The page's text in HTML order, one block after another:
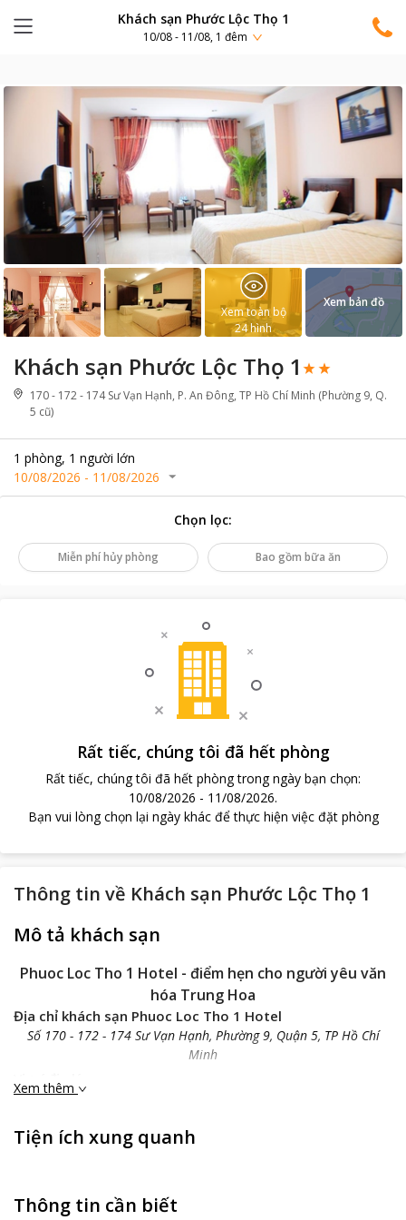
Khách sạn Phước Lộc Thọ 1
10/08 - 11/08, 1 đêm
Khách sạn Phước Lộc Thọ 1
170 - 172 - 174 Sư Vạn Hạnh, P. An Đông, TP Hồ Chí Minh (Phường 9, Q.
5 cũ)
1 phòng, 1 người lớn
10/08/2026 - 11/08/2026
Xem toàn bộ
24 hình
Xem bản đồ
Chọn lọc:
Miễn phí hủy phòng Bao gồm bữa ăn
Rất tiếc, chúng tôi đã hết phòng
Rất tiếc, chúng tôi đã hết phòng trong ngày bạn chọn:
10/08/2026 - 11/08/2026.
Bạn vui lòng chọn lại ngày khác để thực hiện việc đặt phòng
Thông tin về Khách sạn Phước Lộc Thọ 1
Mô tả khách sạn
Phuoc Loc Tho 1 Hotel - điểm hẹn cho người yêu văn
hóa Trung Hoa
Địa chỉ khách sạn Phuoc Loc Tho 1 Hotel
Số 170 - 172 - 174 Sư Vạn Hạnh, Phường 9, Quận 5, TP Hồ Chí
Minh
Vị trí địa lý:
Phuoc Loc Tho 1 Hotel​
nhiều nét văn hóa đặc sắc. Khách sạn cách sân bay quốc tế Tân
phút đi xe. Với vị trí của
Phuoc Loc Tho 1 Hotel,
và nhanh chóng đến các điểm du lịch nổi tiếng của thành phố.
Xem thêm
Tiện ích xung quanh
Thông tin cần biết